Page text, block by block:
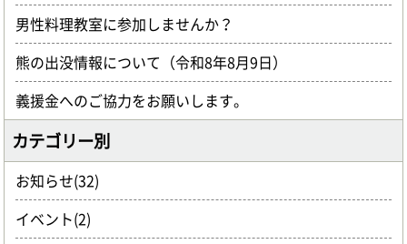
男性料理教室に参加しませんか？
熊の出没情報について（令和8年8月9日）
義援金へのご協力をお願いします。
カテゴリー別
お知らせ(32)
イベント(2)